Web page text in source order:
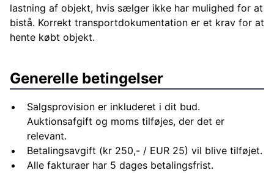
lastning af objekt, hvis sælger ikke har mulighed for at
bistå. Korrekt transportdokumentation er et krav for at
hente købt objekt.
Generelle betingelser
Salgsprovision er inkluderet i dit bud.
Auktionsafgift og moms tilføjes, der det er
relevant.
Betalingsavgift (kr 250,- / EUR 25) vil blive tilføjet.
Alle fakturaer har 5 dages betalingsfrist.